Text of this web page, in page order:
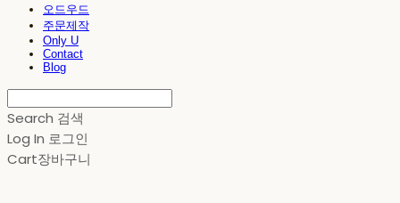
오드우드
주문제작
Only U
Contact
Blog
Search 검색
Log In 로그인
Cart장바구니